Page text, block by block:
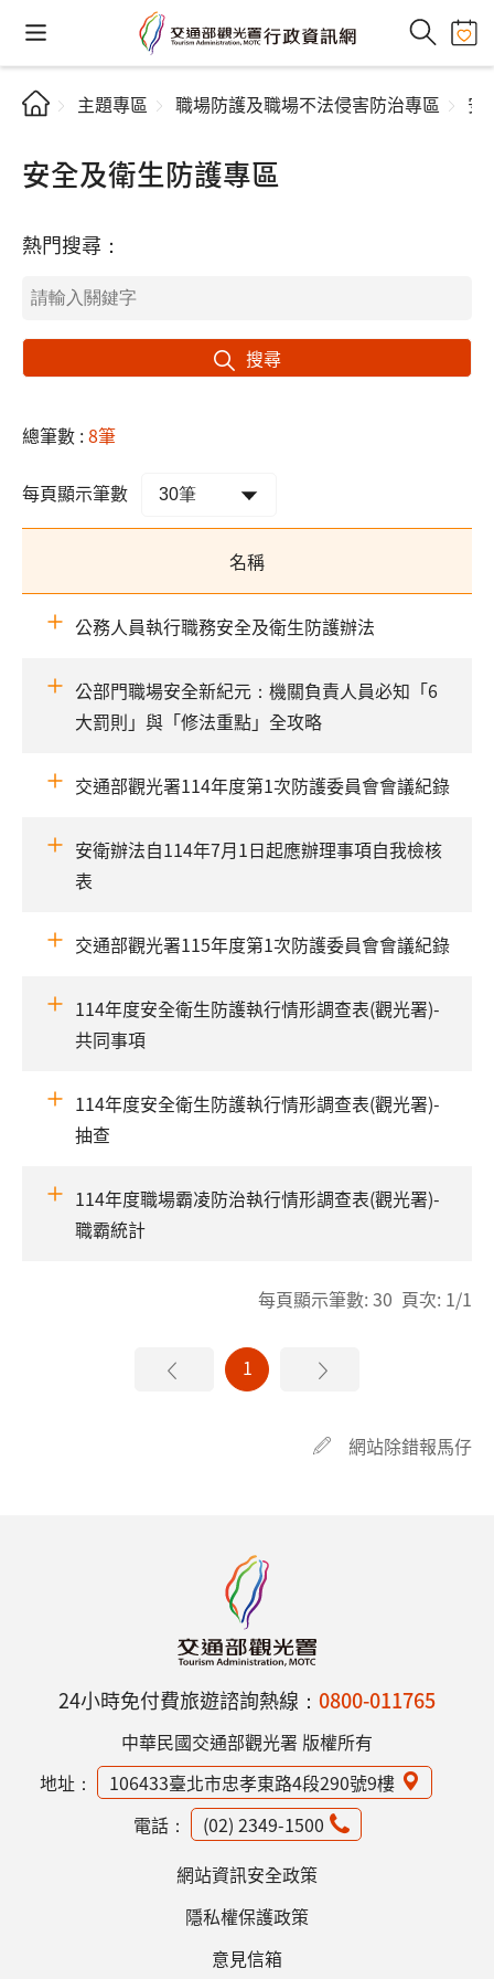
主題專區 職場防護及職場不法侵害防治專區 安
安全及衛生防護專區
熱門搜尋：
搜尋
總筆數 :8筆
每頁顯示筆數
名稱
公務人員執行職務安全及衛生防護辦法
公部門職場安全新紀元：機關負責人員必知「6
大罰則」與「修法重點」全攻略
交通部觀光署114年度第1次防護委員會會議紀錄
安衛辦法自114年7月1日起應辦理事項自我檢核
表
交通部觀光署115年度第1次防護委員會會議紀錄
114年度安全衛生防護執行情形調查表(觀光署)-
共同事項
114年度安全衛生防護執行情形調查表(觀光署)-
抽查
114年度職場霸凌防治執行情形調查表(觀光署)-
職霸統計
每頁顯示筆數: 30 頁次: 1/1
1
網站除錯報馬仔
24小時免付費旅遊諮詢熱線： 0800-011765
中華民國交通部觀光署 版權所有
地址：
106433臺北市忠孝東路4段290號9樓
電話：
(02) 2349-1500
網站資訊安全政策
隱私權保護政策
意見信箱